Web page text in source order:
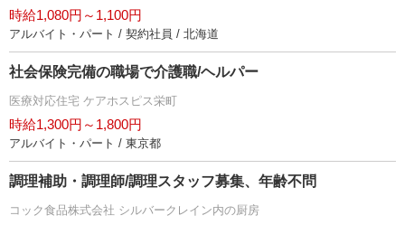
時給1,080円～1,100円
アルバイト・パート / 契約社員 / 北海道
社会保険完備の職場で介護職/ヘルパー
医療対応住宅 ケアホスピス栄町
時給1,300円～1,800円
アルバイト・パート / 東京都
調理補助・調理師/調理スタッフ募集、年齢不問
コック食品株式会社 シルバークレイン内の厨房